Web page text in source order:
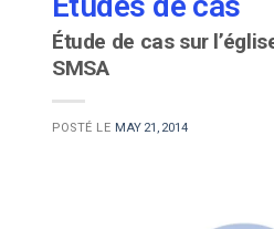
Étude de cas sur
SMSA
POSTÉ LE MAY 21, 2014